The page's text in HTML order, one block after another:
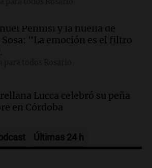
9 de agosto
Fe: cómo estará el tiempo este
Pennisi y la huella de
Sosa: "La emoción es el filtro
Lucca celebró su peña
en Córdoba
accidente en Mendoza:
Últimas 24 h